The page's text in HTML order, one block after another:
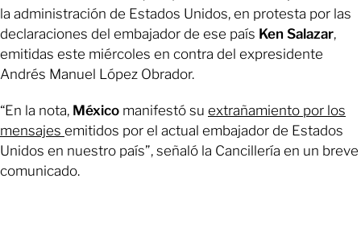
la administración de Estados Unidos, en protesta por las
declaraciones del embajador de ese país Ken Salazar,
emitidas este miércoles en contra del expresidente
Andrés Manuel López Obrador.
“En la nota, México manifestó su extrañamiento por los
mensajes emitidos por el actual embajador de Estados
Unidos en nuestro país”, señaló la Cancillería en un breve
comunicado.